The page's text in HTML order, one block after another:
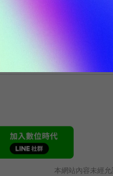
積電強調淨零排放目標
得全球首張電子紙模組
本網站內容未經允